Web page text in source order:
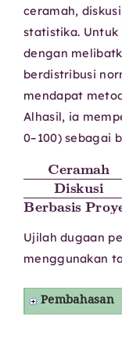
ceramah,
statistika. Untuk
dengan
berdistribusi
mendapat
Alhasil, ia
0–100) sebagai
Ceramah7075
708080
Berbasis Proyek
Ujilah dugaan
menggunakan
Pembahasan